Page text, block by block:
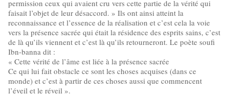
permission ceux qui avaient cru vers cette partie de la vérité qui
faisait l’objet de leur désaccord. » Ils ont ainsi atteint la
reconnaissance et l’essence de la réalisation et c’est cela la voie
vers la présence sacrée qui était la résidence des esprits sains, c’est
de là qu’ils viennent et c’est là qu’ils retourneront. Le poète soufi
Ibn-banna dit :
« Cette vérité de l’âme est liée à la présence sacrée
Ce qui lui fait obstacle ce sont les choses acquises (dans ce
monde) et c’est à partir de ces choses aussi que commencent
l’éveil et le réveil ».